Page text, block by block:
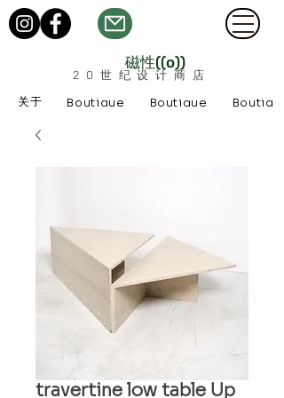
磁性((o))
20世纪设计商店
关于 Boutique Boutique Boutique
travertine low table Up